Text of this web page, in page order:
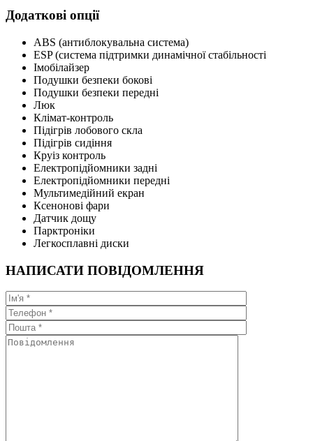
Додаткові опції
ABS (антиблокувальна система)
ESP (система підтримки динамічної стабільності
Імобілайзер
Подушки безпеки бокові
Подушки безпеки передні
Люк
Клімат-контроль
Підігрів лобового скла
Підігрів сидіння
Круіз контроль
Електропідйомники задні
Електропідйомники передні
Мультимедійний екран
Ксенонові фари
Датчик дощу
Парктроніки
Легкосплавні диски
НАПИСАТИ ПОВІДОМЛЕННЯ